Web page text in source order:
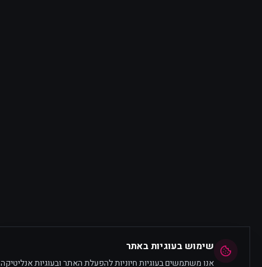
שימוש בעוגיות באתר
אנו משתמשים בעוגיות חיוניות להפעלת האתר ובעוגיות אנליטיקה